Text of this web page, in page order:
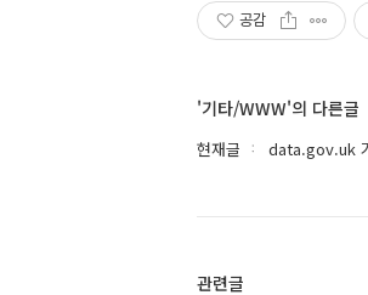
공감
'기타/WWW'의 다른글
현재글 data.gov.uk
관련글